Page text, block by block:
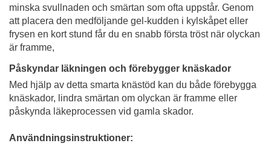
minska svullnaden och smärtan som ofta uppstår. Genom
att placera den medföljande gel-kudden i kylskåpet eller
frysen en kort stund får du en snabb första tröst när olyckan
är framme,
Påskyndar läkningen och förebygger knäskador
Med hjälp av detta smarta knästöd kan du både förebygga
knäskador, lindra smärtan om olyckan är framme eller
påskynda läkeprocessen vid gamla skador.
Användningsinstruktioner: